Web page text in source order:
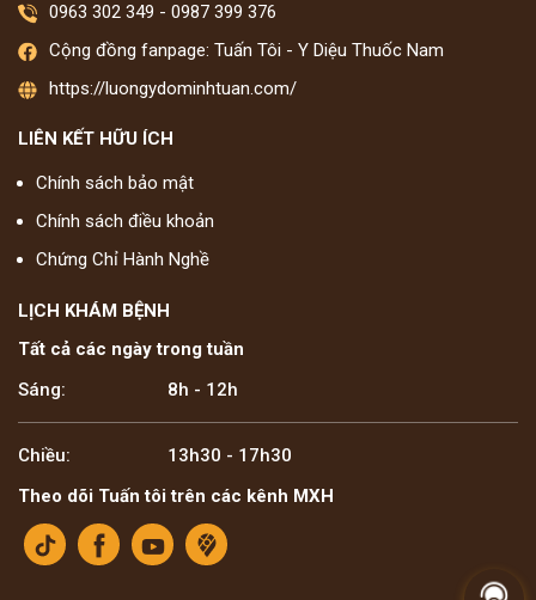
0963 302 349 - 0987 399 376
Cộng đồng fanpage: Tuấn Tôi - Y Diệu Thuốc Nam
https://luongydominhtuan.com/
LIÊN KẾT HỮU ÍCH
Chính sách bảo mật
Chính sách điều khoản
Chứng Chỉ Hành Nghề
LỊCH KHÁM BỆNH
Tất cả các ngày trong tuần
Sáng:
8h - 12h
Chiều:
13h30 - 17h30
Theo dõi Tuấn tôi trên các kênh MXH